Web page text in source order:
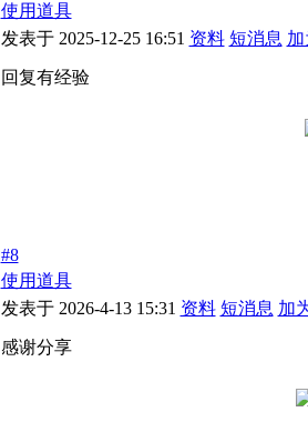
使用道具
发表于 2025-12-25 16:51 资料 短消息
回复有经验
#8
使用道具
发表于 2026-4-13 15:31 资料 短消息 加
感谢分享